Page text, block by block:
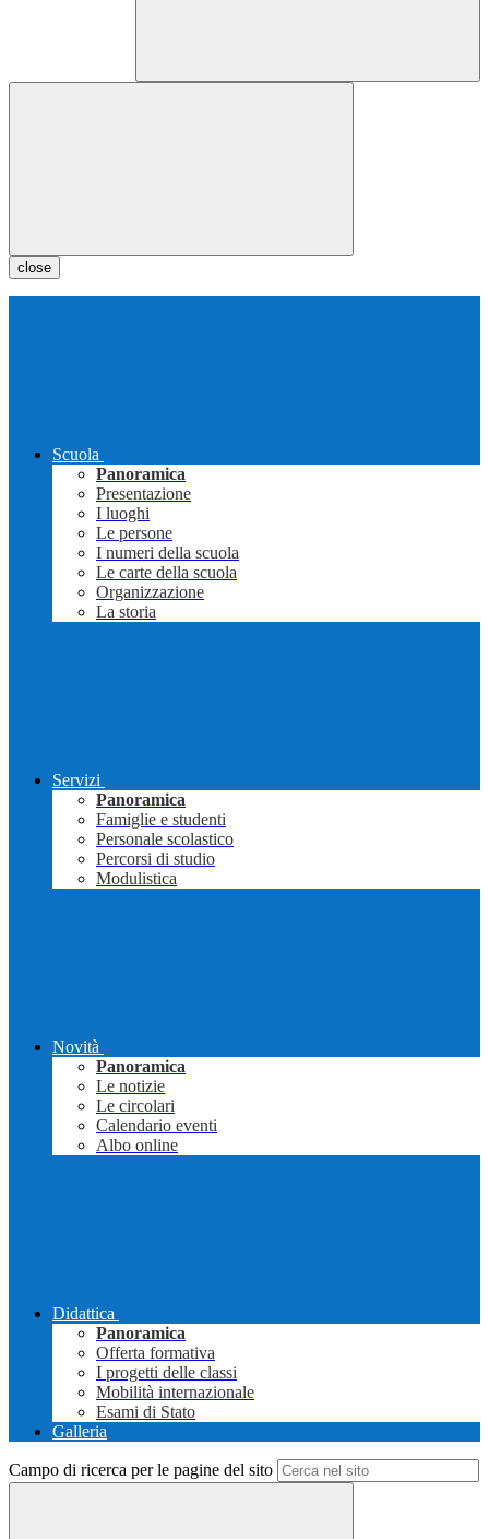
close
Scuola
Panoramica
Presentazione
I luoghi
Le persone
I numeri della scuola
Le carte della scuola
Organizzazione
La storia
Servizi
Panoramica
Famiglie e studenti
Personale scolastico
Percorsi di studio
Modulistica
Novità
Panoramica
Le notizie
Le circolari
Calendario eventi
Albo online
Didattica
Panoramica
Offerta formativa
I progetti delle classi
Mobilità internazionale
Esami di Stato
Galleria
Campo di ricerca per le pagine del sito